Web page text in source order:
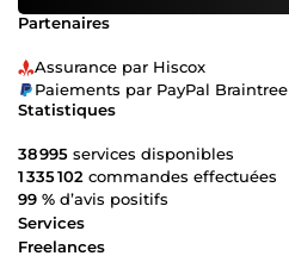
Partenaires
Assurance par Hiscox
Paiements par PayPal Braintree
Statistiques
38 995 services disponibles
1 335 102 commandes effectuées
99 % d’avis positifs
Services
Freelances